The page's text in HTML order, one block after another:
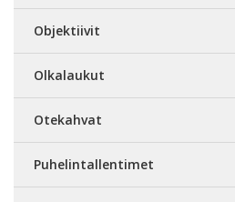
Objektiivit
Olkalaukut
Otekahvat
Puhelintallentimet